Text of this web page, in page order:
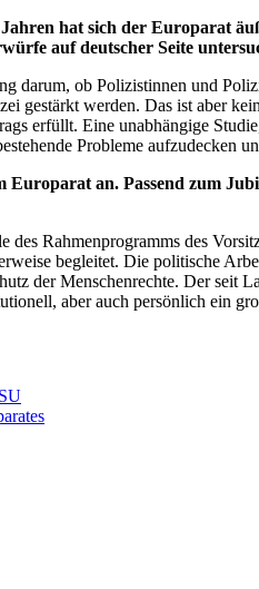
hat sich der Europarat
auf deutscher Seite
darum, ob Polizistinnen und
gestärkt werden. Das ist aber
erfüllt. Eine unabhängige
Probleme aufzudecken
an. Passend zum
Rahmenprogramms des
begleitet. Die politische
der Menschenrechte. Der seit
aber auch persönlich ein